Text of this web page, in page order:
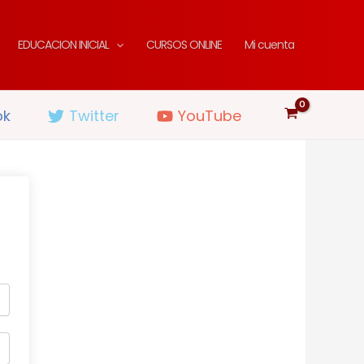
EDUCACION INICIAL CURSOS ONLINE Mi cuenta
Twitter YouTube